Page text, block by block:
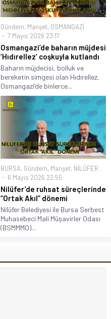
Gündem, Manşet, OSMANGAZİ
7 Mayıs 2026 23:17
Osmangazi’de baharın müjdesi
‘Hıdırellez’ coşkuyla kutlandı
Baharın müjdecisi, bolluk ve
bereketin simgesi olan Hıdırellez,
Osmangazi’de binlerce...
BURSA, Gündem, Manşet, NİLÜFER
6 Mayıs 2026 22:55
Nilüfer’de ruhsat süreçlerinde
“Ortak Akıl” dönemi
Nilüfer Belediyesi ile Bursa Serbest
Muhasebeci Mali Müşavirler Odası
(BSMMMO)...